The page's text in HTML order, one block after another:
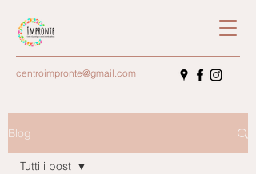
centroimpronte@gmail.com
Blog
Tutti i post